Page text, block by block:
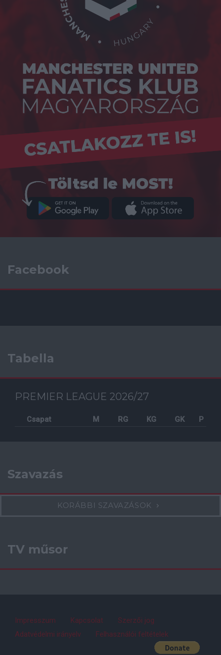
Facebook
Tabella
PREMIER LEAGUE 2026/27
Csapat M RG KG GK P
Szavazás
KORÁBBI SZAVAZÁSOK
TV műsor
Impresszum Kapcsolat
Szerzői jog
Adatvédelmi irányelv
Felhasználói feltételek